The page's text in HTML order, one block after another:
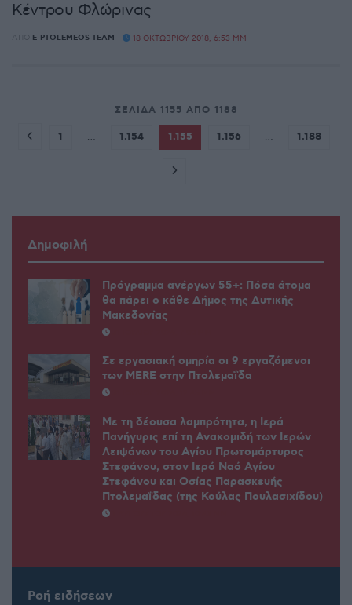
Κέντρου Φλώρινας
ΑΠΌ E-PTOLEMEOS TEAM 18 ΟΚΤΩΒΡΊΟΥ 2018, 6:53 ΜΜ
ΣΕΛΊΔΑ 1155 ΑΠΌ 1188
1 … 1.154 1.155 1.156 … 1.188
Δημοφιλή
Πρόγραμμα ανέργων 55+: Πόσα άτομα
θα πάρει ο κάθε Δήμος της Δυτικής
Μακεδονίας
Σε εργασιακή ομηρία οι 9 εργαζόμενοι
των MERE στην Πτολεμαΐδα
Με τη δέουσα λαμπρότητα, η Ιερά
Πανήγυρις επί τη Ανακομιδή των Ιερών
Λειψάνων του Αγίου Πρωτομάρτυρος
Στεφάνου, στον Ιερό Ναό Αγίου
Στεφάνου και Οσίας Παρασκευής
Πτολεμαΐδας (της Κούλας Πουλασιχίδου)
Ροή ειδήσεων